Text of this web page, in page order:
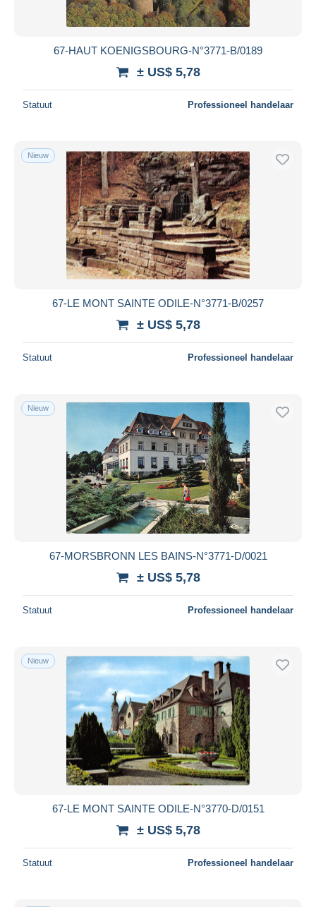
67-HAUT KOENIGSBOURG-N°3771-B/0189
± US$ 5,78
Statuut Professioneel handelaar
Nieuw
67-LE MONT SAINTE ODILE-N°3771-B/0257
± US$ 5,78
Statuut Professioneel handelaar
Nieuw
67-MORSBRONN LES BAINS-N°3771-D/0021
± US$ 5,78
Statuut Professioneel handelaar
Nieuw
67-LE MONT SAINTE ODILE-N°3770-D/0151
± US$ 5,78
Statuut Professioneel handelaar